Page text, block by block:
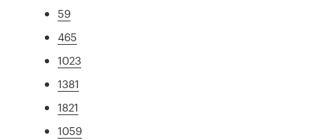
59
465
1023
1381
1821
1059